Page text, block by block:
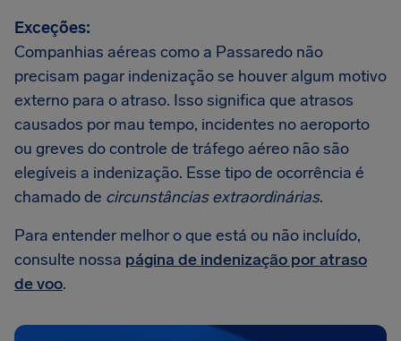
Exceções:
Companhias aéreas como a Passaredo não
precisam pagar indenização se houver algum motivo
externo para o atraso. Isso significa que atrasos
causados por mau tempo, incidentes no aeroporto
ou greves do controle de tráfego aéreo não são
elegíveis a indenização. Esse tipo de ocorrência é
chamado de circunstâncias extraordinárias.
Para entender melhor o que está ou não incluído,
consulte nossa página de indenização por atraso
de voo.